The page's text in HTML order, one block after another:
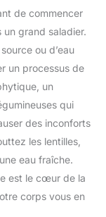
de commencer
grand saladier.
ou d’eau
un processus de
un
qui
des inconforts
les lentilles,
eau fraîche.
est le cœur de la
corps vous en